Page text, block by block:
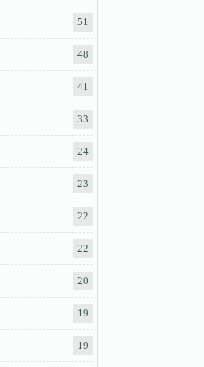
51
48
41
33
24
23
22
22
20
19
19